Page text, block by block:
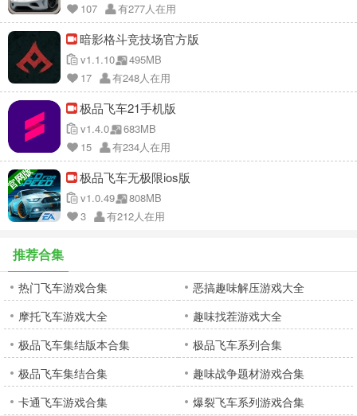
107
有277人在用
暗影格斗竞技场官方版
v1.1.10
495MB
17
有248人在用
极品飞车21手机版
v1.4.0
683MB
15
有234人在用
官网版 极品飞车无极限ios版
v1.0.49
808MB
3
有212人在用
推荐合集
热门飞车游戏合集
恶搞趣味解压游戏大全
摩托飞车游戏大全
趣味找茬游戏大全
极品飞车集结版本合集
极品飞车系列合集
极品飞车集结合集
趣味战争题材游戏合集
卡通飞车游戏合集
爆裂飞车系列游戏合集